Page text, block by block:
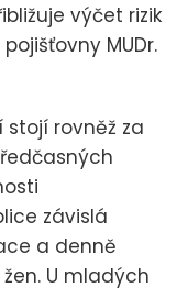
výčet rizik
MUDr.
stojí rovněž za
závislá
a denně
žen. U mladých